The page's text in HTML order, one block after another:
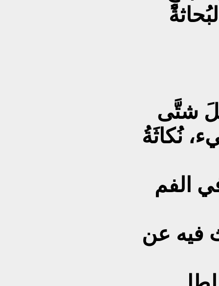
شتَّى
نُكاثَةُ
الفم
فيه عن